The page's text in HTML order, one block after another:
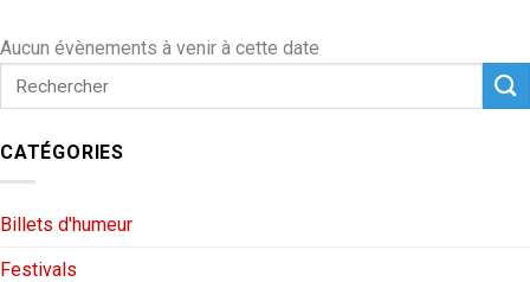
Aucun évènements à venir à cette date
CATÉGORIES
Billets d'humeur
Festivals